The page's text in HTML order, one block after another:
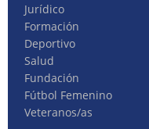
Jurídico
Formación
Deportivo
Salud
Fundación
Fútbol Femenino
Veteranos/as